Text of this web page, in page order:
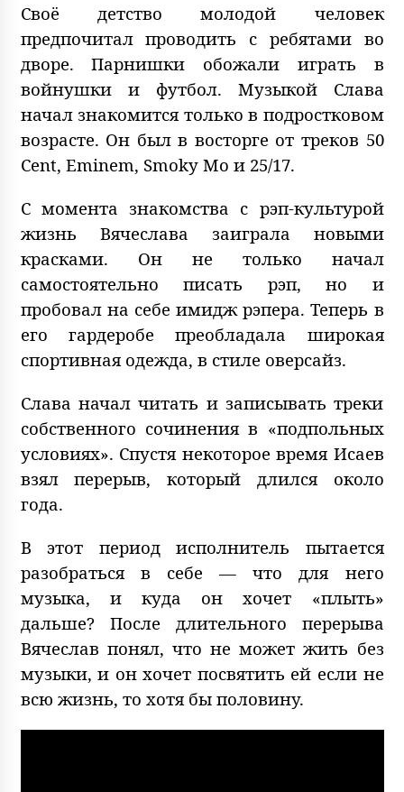
Своё детство молодой человек
предпочитал проводить с ребятами во
дворе. Парнишки обожали играть в
войнушки и футбол. Музыкой Слава
начал знакомится только в подростковом
возрасте. Он был в восторге от треков 50
Cent, Eminem, Smoky Mo и 25/17.
С момента знакомства с рэп-культурой
жизнь Вячеслава заиграла новыми
красками. Он не только начал
самостоятельно писать рэп, но и
пробовал на себе имидж рэпера. Теперь в
его гардеробе преобладала широкая
спортивная одежда, в стиле оверсайз.
Слава начал читать и записывать треки
собственного сочинения в «подпольных
условиях». Спустя некоторое время Исаев
взял перерыв, который длился около
года.
В этот период исполнитель пытается
разобраться в себе — что для него
музыка, и куда он хочет «плыть»
дальше? После длительного перерыва
Вячеслав понял, что не может жить без
музыки, и он хочет посвятить ей если не
всю жизнь, то хотя бы половину.